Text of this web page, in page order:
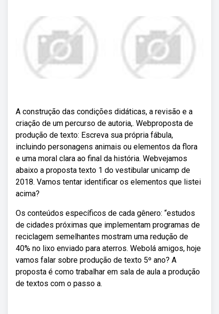
A construção das condições didáticas, a revisão e a
criação de um percurso de autoria,. Webproposta de
produção de texto: Escreva sua própria fábula,
incluindo personagens animais ou elementos da flora
e uma moral clara ao final da história. Webvejamos
abaixo a proposta texto 1 do vestibular unicamp de
2018. Vamos tentar identificar os elementos que listei
acima?
Os conteúdos específicos de cada gênero: “estudos
de cidades próximas que implementam programas de
reciclagem semelhantes mostram uma redução de
40% no lixo enviado para aterros. Webolá amigos, hoje
vamos falar sobre produção de texto 5º ano? A
proposta é como trabalhar em sala de aula a produção
de textos com o passo a.